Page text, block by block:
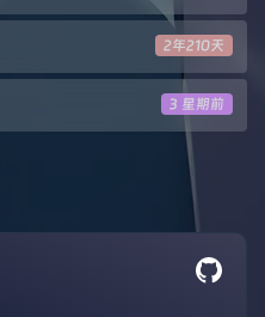
2年210天
3 星期前